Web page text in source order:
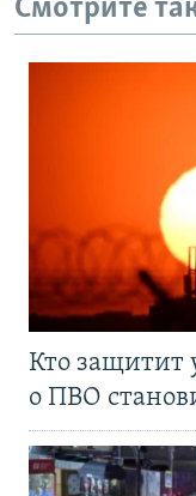
Смотрите
Кто защитит
о ПВО